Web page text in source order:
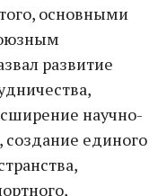
основными
развитие
научно-
создание единого